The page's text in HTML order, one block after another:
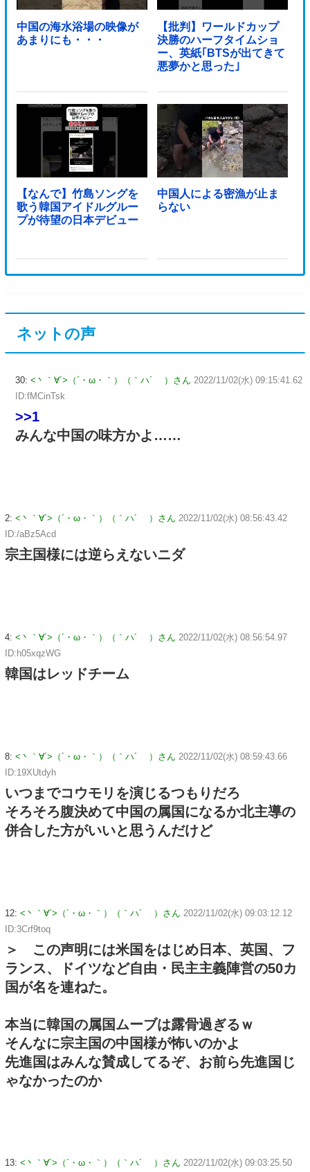
中国の海水浴場の映像が
あまりにも・・・
【批判】ワールドカップ
決勝のハーフタイムショ
ー、英紙｢BTSが出てきて
悪夢かと思った｣
【なんで】竹島ソングを
歌う韓国アイドルグルー
プが待望の日本デビュー
中国人による密漁が止ま
らない
ネットの声
30: <丶｀∀´>（´・ω・｀）（｀ハ´ ）さん 2022/11/02(水) 09:15:41.62
ID:fMCinTsk
>>1
みんな中国の味方かよ……
2: <丶｀∀´>（´・ω・｀）（｀ハ´ ）さん 2022/11/02(水) 08:56:43.42
ID:/aBz5Acd
宗主国様には逆らえないニダ
4: <丶｀∀´>（´・ω・｀）（｀ハ´ ）さん 2022/11/02(水) 08:56:54.97
ID:h05xqzWG
韓国はレッドチーム
8: <丶｀∀´>（´・ω・｀）（｀ハ´ ）さん 2022/11/02(水) 08:59:43.66
ID:19XUtdyh
いつまでコウモリを演じるつもりだろ
そろそろ腹決めて中国の属国になるか北主導の
併合した方がいいと思うんだけど
12: <丶｀∀´>（´・ω・｀）（｀ハ´ ）さん 2022/11/02(水) 09:03:12.12
ID:3Crf9toq
＞ この声明には米国をはじめ日本、英国、フ
ランス、ドイツなど自由・民主主義陣営の50カ
国が名を連ねた。
本当に韓国の属国ムーブは露骨過ぎるｗ
そんなに宗主国の中国様が怖いのかよ
先進国はみんな賛成してるぞ、お前ら先進国じ
ゃなかったのか
13: <丶｀∀´>（´・ω・｀）（｀ハ´ ）さん 2022/11/02(水) 09:03:25.50